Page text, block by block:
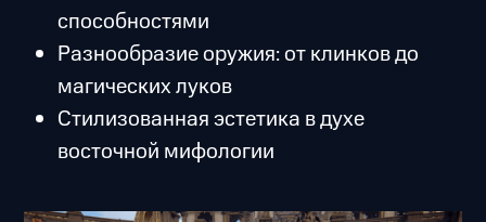
способностями
Разнообразие оружия: от клинков до
магических луков
Стилизованная эстетика в духе
восточной мифологии